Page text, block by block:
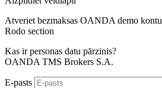
Atveriet bezmaksas OANDA demo kontu
Rodo section
Kas ir personas datu pārzinis?
OANDA TMS Brokers S.A.
E-pasts